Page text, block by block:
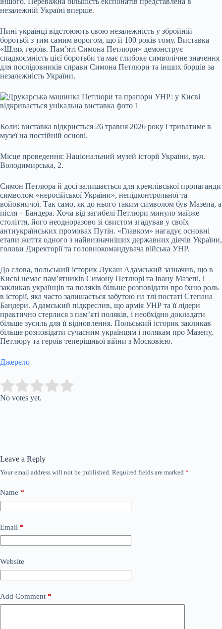
незалежній Україні вперше.
Нині українці відстоюють свою незалежність у збройній
боротьбі з тим самим ворогом, що й 100 років тому. Виставка
«Шлях героїв. Пам’яті Симона Петлюри» демонструє
спадкоємність цієї боротьби та має глибоке символічне значення
для послідовників справи Симона Петлюри та інших борців за
незалежність України.
Коли: виставка відкриється 26 травня 2026 року і триватиме в
музеї на постійній основі.
Місце проведення: Національний музей історії України, вул.
Володимирська, 2.
Симон Петлюра й досі залишається для кремлівської пропаганди
символом «неросійської України», непідконтрольної та
войовничої. Так само, як до нього таким символом був Мазепа, а
після – Бандера. Хоча від загибелі Петлюри минуло майже
століття, його неодноразово зі свистом згадував у своїх
антиукраїнських промовах Путін. «Главком» нагадує основні
етапи життя одного з найвизначніших державних діячів України,
голови Директорії та головнокомандувача війська УНР.
До слова, польський історик Лукаш Адамський зазначив, що в
Києві немає пам’ятників Симону Петлюрі та Івану Мазепі, і
закликав українців та поляків більше розповідати про їхню роль
в історії, яка часто залишається забутою на тлі постаті Степана
Бандери. Адамський підкреслив, що армія УНР та її лідери
практично стерлися з пам’яті поляків, і необхідно докладати
більше зусиль для її відновлення. Польський історик закликав
більше розповідати сучасним українцям і полякам про Мазепу,
Петлюру та героїв теперішньої війни з Московією.
Джерело
Rate this item:
No votes yet.
Leave a Reply
Your email address will not be published. Required fields are marked *
Name *
Email *
Website
Add Comment *